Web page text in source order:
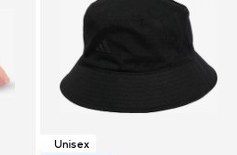
Unisex